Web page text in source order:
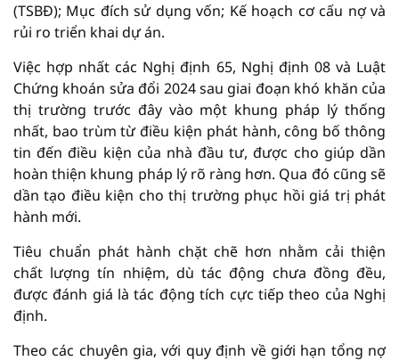
(TSBĐ); Mục đích sử dụng vốn; Kế hoạch cơ cấu nợ và
rủi ro triển khai dự án.
Việc hợp nhất các Nghị định 65, Nghị định 08 và Luật
Chứng khoán sửa đổi 2024 sau giai đoạn khó khăn của
thị trường trước đây vào một khung pháp lý thống
nhất, bao trùm từ điều kiện phát hành, công bố thông
tin đến điều kiện của nhà đầu tư, được cho giúp dần
hoàn thiện khung pháp lý rõ ràng hơn. Qua đó cũng sẽ
dần tạo điều kiện cho thị trường phục hồi giá trị phát
hành mới.
Tiêu chuẩn phát hành chặt chẽ hơn nhằm cải thiện
chất lượng tín nhiệm, dù tác động chưa đồng đều,
được đánh giá là tác động tích cực tiếp theo của Nghị
định.
Theo các chuyên gia, với quy định về giới hạn tổng nợ